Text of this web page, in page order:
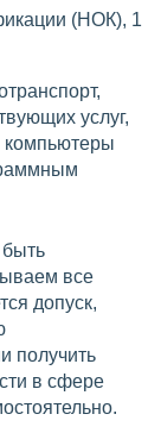
(НОК), 1
услуг,
компьютеры
все
допуск,
получить
в сфере